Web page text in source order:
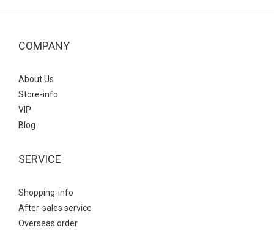
職場或日常休閒美感。 瑪莉珍 方頭編織紋一字帶瑪莉珍鞋- 這款鞋
的視覺層次 上身白色的法式袖襯衫搭配黑色花苞短裙，與鞋子的黑
色底色呼應，營造出輕盈且優雅的「法式少女感」。 Point：建議搭
配一個與鞋子同色系的包包，能讓整體穿搭視覺更和諧，並凸顯鞋
子上的金色鎖釦作為整體的精緻點綴 瑪莉珍 拼接波點繫帶鎖釦瑪莉
結合了今年大熱的Balletcore(芭蕾風)與透氣網紗設計，散發出一種
COMPANY
About Us
Store-info
VIP
Blog
SERVICE
Shopping-info
After-sales service
Overseas order